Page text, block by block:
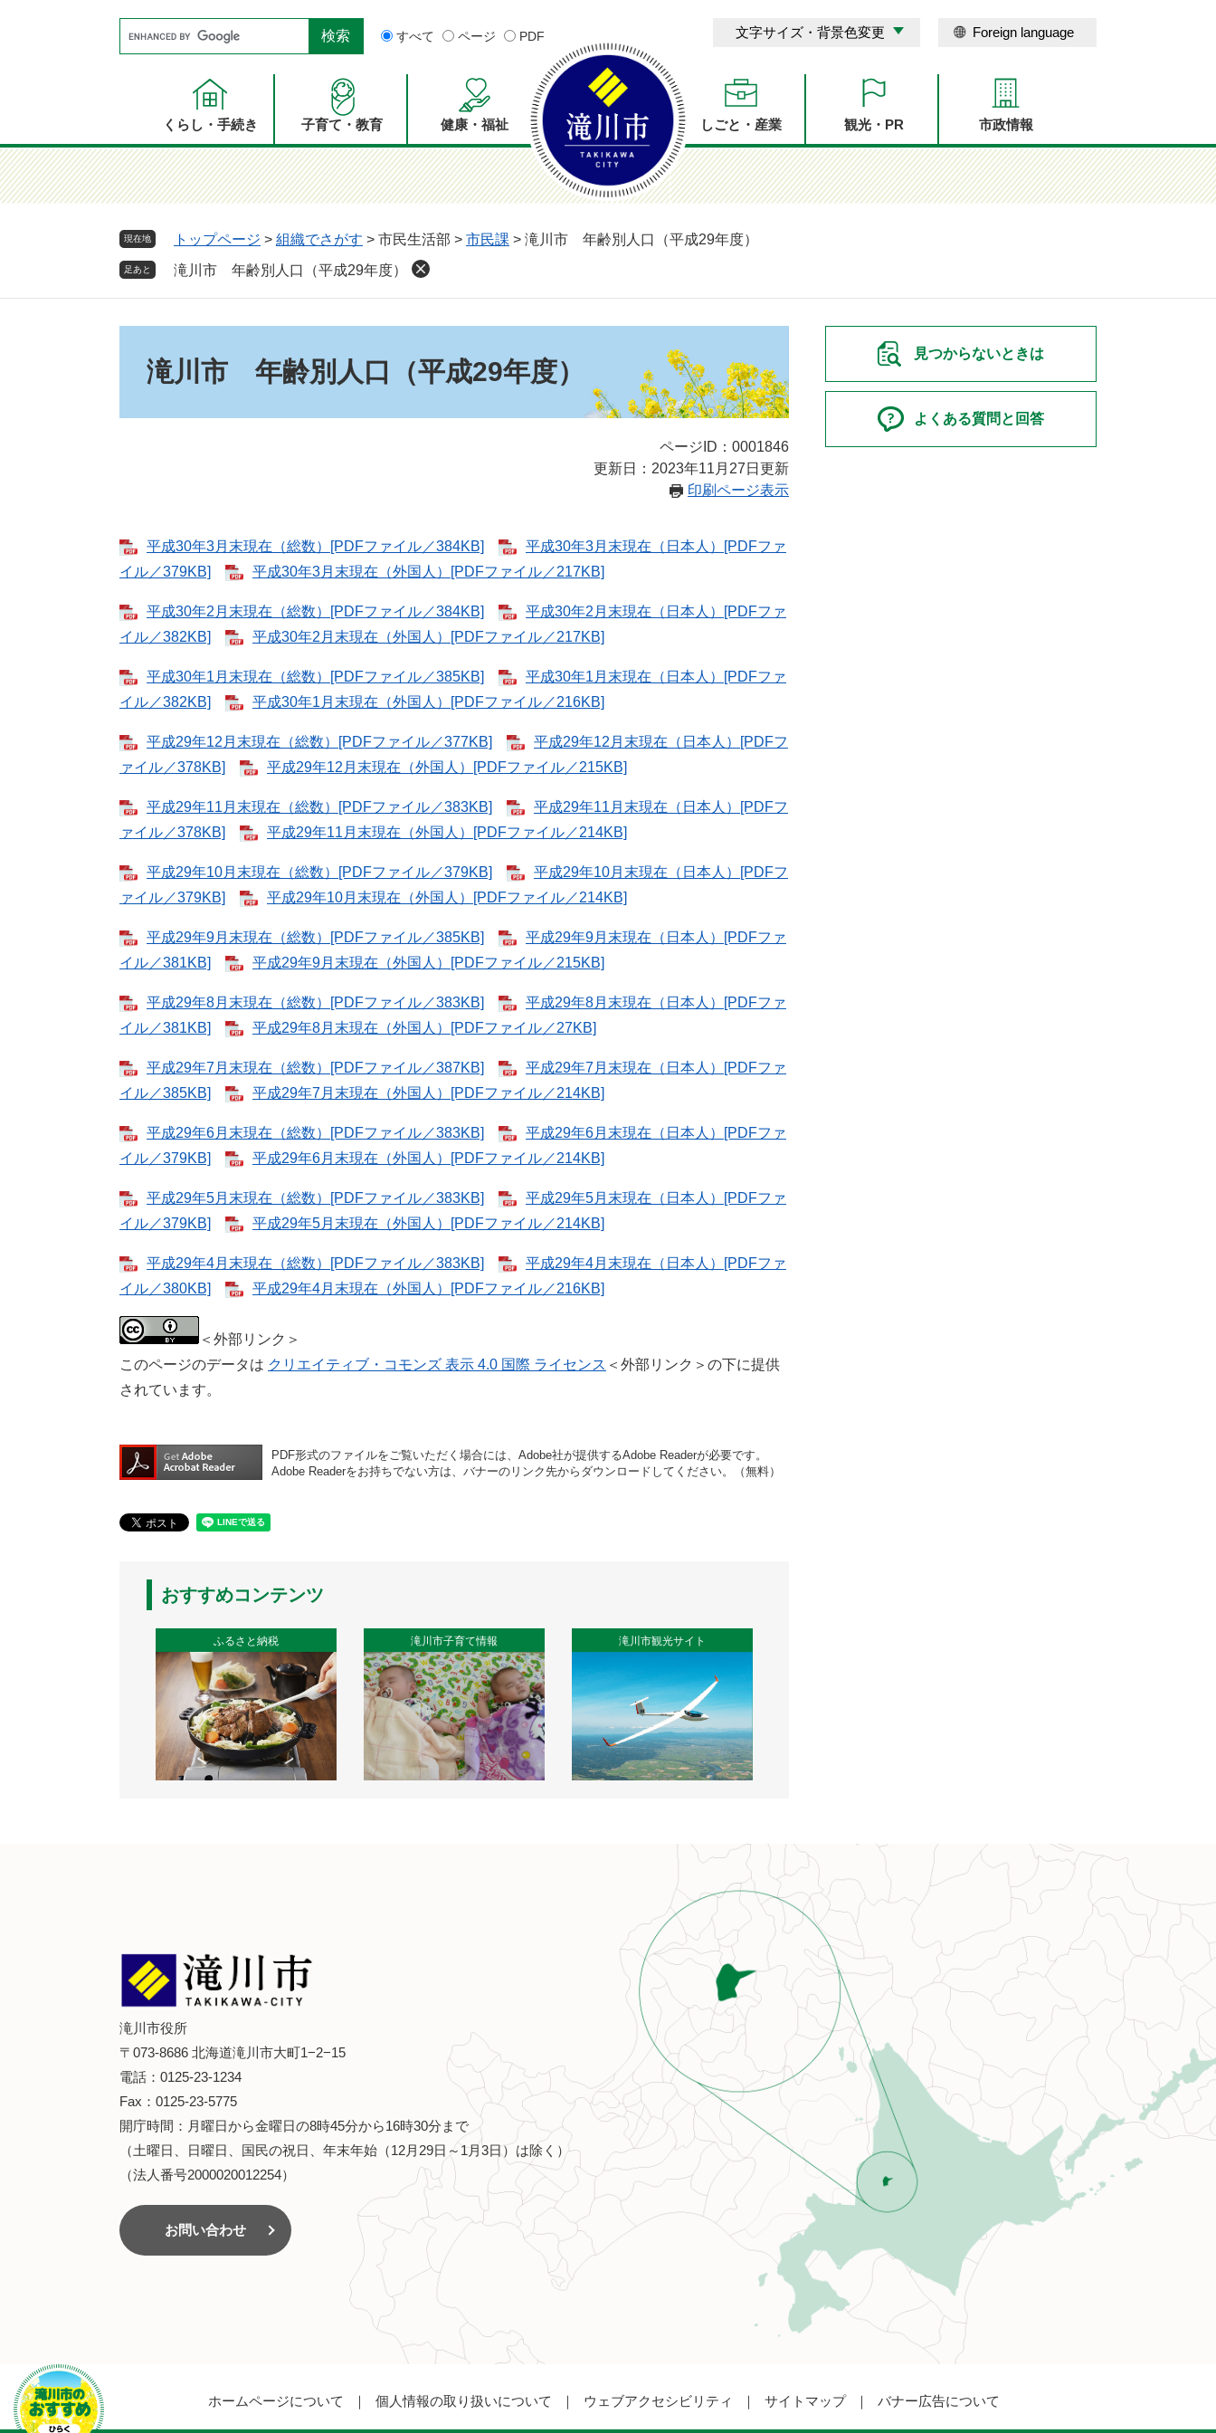
で
す。
ば
し
て
本
索
すべて ページ PDF 文字サイズ・背景色変更 Foreign language
くらし・手続き 子育て・教育 健康・福祉 しごと・産業 観光・PR 市政情報
現在地 トップページ > 組織でさがす > 市民生活部 > 市民課 > 滝川市 年齢別人口（平成29年度）
足あと 滝川市 年齢別人口（平成29年度）
滝川市 年齢別人口（平成29年度）
ページID：0001846
更新日：2023年11月27日更新
印刷ページ表示
平成30年3月末現在（総数）[PDFファイル／384KB]
平成30年3月末現在（日本人）[PDFファ
イル／379KB]
平成30年3月末現在（外国人）[PDFファイル／217KB]
平成30年2月末現在（総数）[PDFファイル／384KB]
平成30年2月末現在（日本人）[PDFファ
イル／382KB]
平成30年2月末現在（外国人）[PDFファイル／217KB]
平成30年1月末現在（総数）[PDFファイル／385KB]
平成30年1月末現在（日本人）[PDFファ
イル／382KB]
平成30年1月末現在（外国人）[PDFファイル／216KB]
平成29年12月末現在（総数）[PDFファイル／377KB]
平成29年12月末現在（日本人）[PDFフ
ァイル／378KB]
平成29年12月末現在（外国人）[PDFファイル／215KB]
平成29年11月末現在（総数）[PDFファイル／383KB]
平成29年11月末現在（日本人）[PDFフ
ァイル／378KB]
平成29年11月末現在（外国人）[PDFファイル／214KB]
平成29年10月末現在（総数）[PDFファイル／379KB]
平成29年10月末現在（日本人）[PDFフ
ァイル／379KB]
平成29年10月末現在（外国人）[PDFファイル／214KB]
平成29年9月末現在（総数）[PDFファイル／385KB]
平成29年9月末現在（日本人）[PDFファ
イル／381KB]
平成29年9月末現在（外国人）[PDFファイル／215KB]
平成29年8月末現在（総数）[PDFファイル／383KB]
平成29年8月末現在（日本人）[PDFファ
イル／381KB]
平成29年8月末現在（外国人）[PDFファイル／27KB]
平成29年7月末現在（総数）[PDFファイル／387KB]
平成29年7月末現在（日本人）[PDFファ
イル／385KB]
平成29年7月末現在（外国人）[PDFファイル／214KB]
平成29年6月末現在（総数）[PDFファイル／383KB]
平成29年6月末現在（日本人）[PDFファ
イル／379KB]
平成29年6月末現在（外国人）[PDFファイル／214KB]
平成29年5月末現在（総数）[PDFファイル／383KB]
平成29年5月末現在（日本人）[PDFファ
イル／379KB]
平成29年5月末現在（外国人）[PDFファイル／214KB]
平成29年4月末現在（総数）[PDFファイル／383KB]
平成29年4月末現在（日本人）[PDFファ
イル／380KB]
平成29年4月末現在（外国人）[PDFファイル／216KB]
＜外部リンク＞
このページのデータは クリエイティブ・コモンズ 表示 4.0 国際 ライセンス ＜外部リンク＞ の下に提供
されています。
PDF形式のファイルをご覧いただく場合には、Adobe社が提供するAdobe Readerが必要です。
Adobe Readerをお持ちでない方は、バナーのリンク先からダウンロードしてください。（無料）
おすすめコンテンツ
ふるさと納税 滝川市子育て情報 滝川市観光サイト
見つからないときは
よくある質問と回答
滝川市役所
〒073-8686 北海道滝川市大町1−2−15
電話：0125-23-1234
Fax：0125-23-5775
開庁時間：月曜日から金曜日の8時45分から16時30分まで
（土曜日、日曜日、国民の祝日、年末年始（12月29日～1月3日）は除く）
（法人番号2000020012254）
お問い合わせ
ホームページについて 個人情報の取り扱いについて ウェブアクセシビリティ サイトマップ バナー広告について
滝川市のおす
すめ